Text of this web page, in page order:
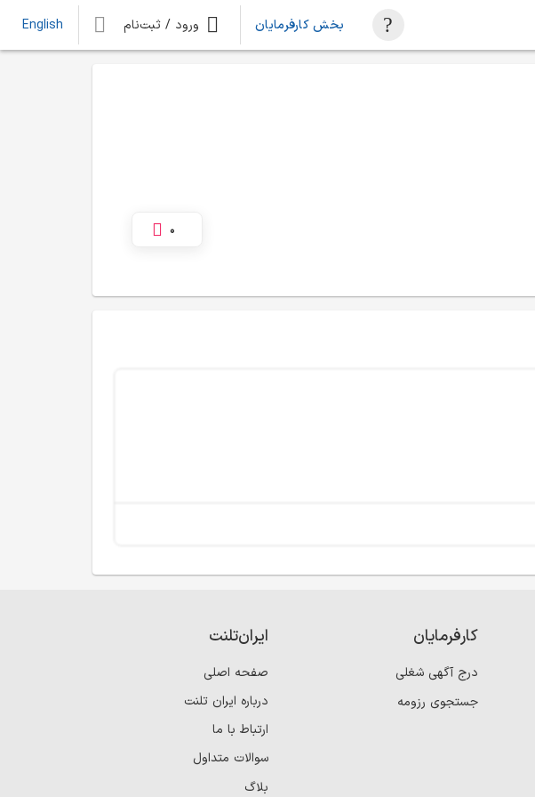
بخش کارفرمایان ورود / ثبت‌نام English
0
کارفرمایان
درج آگهی شغلی
جستجوی رزومه
ایران‌تلنت
صفحه اصلی
درباره ایران تلنت
ارتباط با ما
سوالات متداول
بلاگ